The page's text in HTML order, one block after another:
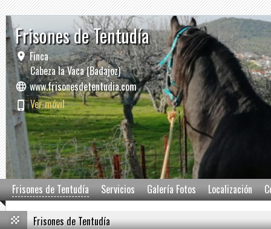
Frisones de Tentudía
Finca
Cabeza la Vaca (Badajoz)
www.frisonesdetentudia.com
Ver móvil
Frisones de Tentudía Servicios Galería Fotos Localización
Frisones de Tentudía